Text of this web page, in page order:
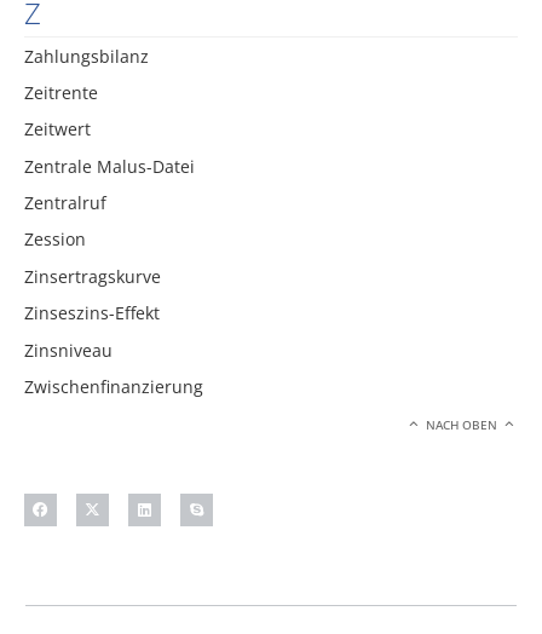
Z
Zahlungsbilanz
Zeitrente
Zeitwert
Zentrale Malus-Datei
Zentralruf
Zession
Zinsertragskurve
Zinseszins-Effekt
Zinsniveau
Zwischenfinanzierung
NACH OBEN